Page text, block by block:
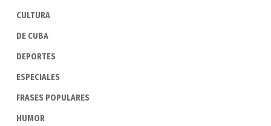
CULTURA
DE CUBA
DEPORTES
ESPECIALES
FRASES POPULARES
HUMOR